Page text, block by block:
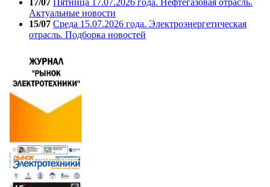
Актуальные новости
15/07 Среда 15.07.2026 года. Электроэнергетическая
отрасль. Подборка новостей